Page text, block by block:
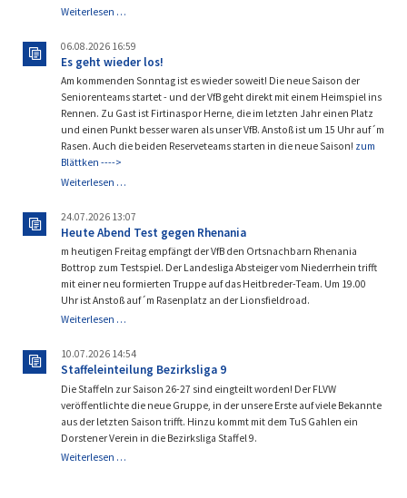
Weiterlesen …Siebe
GmbH
sponsert
unsere
G3!
06.08.2026 16:59
Es geht wieder los!
Am kommenden Sonntag ist es wieder soweit! Die neue Saison der
Seniorenteams startet - und der VfB geht direkt mit einem Heimspiel ins
Rennen. Zu Gast ist Firtinaspor Herne, die im letzten Jahr einen Platz
und einen Punkt besser waren als unser VfB. Anstoß ist um 15 Uhr auf´m
Rasen. Auch die beiden Reserveteams starten in die neue Saison! zum
Blättken ---->
Weiterlesen …Es
wieder
los!
24.07.2026 13:07
Heute Abend Test gegen Rhenania
m heutigen Freitag empfängt der VfB den Ortsnachbarn Rhenania
Bottrop zum Testspiel. Der Landesliga Absteiger vom Niederrhein trifft
mit einer neu formierten Truppe auf das Heitbreder-Team. Um 19.00
Uhr ist Anstoß auf´m Rasenplatz an der Lionsfieldroad.
Weiterlesen …Heute
Test
gegen
Rhenania
10.07.2026 14:54
Staffeleinteilung Bezirksliga 9
Die Staffeln zur Saison 26-27 sind eingteilt worden! Der FLVW
veröffentlichte die neue Gruppe, in der unsere Erste auf viele Bekannte
aus der letzten Saison trifft. Hinzu kommt mit dem TuS Gahlen ein
Dorstener Verein in die Bezirksliga Staffel 9.
Weiterlesen …Staffeleinteilung